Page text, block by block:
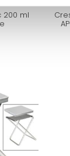
200 ml